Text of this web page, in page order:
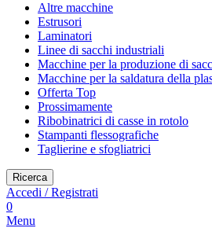
Altre macchine
Estrusori
Laminatori
Linee di sacchi industriali
Macchine per la produzione di
Macchine per la saldatura della
Offerta Top
Prossimamente
Ribobinatrici di casse in rotolo
Stampanti flessografiche
Taglierine e sfogliatrici
Ricerca
Accedi / Registrati
0
Menu